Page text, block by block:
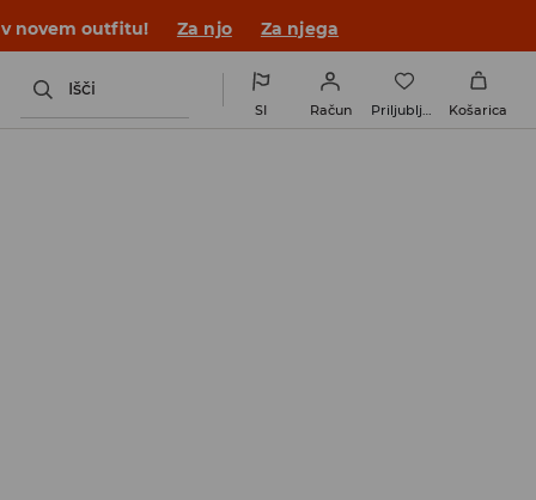
v novem outfitu! Za njo Za njega
Išči
SI Račun Priljubljene Košarica